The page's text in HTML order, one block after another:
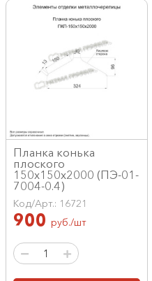
Планка конька
плоского
150х150х2000 (ПЭ-01-
7004-0.4)
Код/Арт.: 16721
900 руб./шт